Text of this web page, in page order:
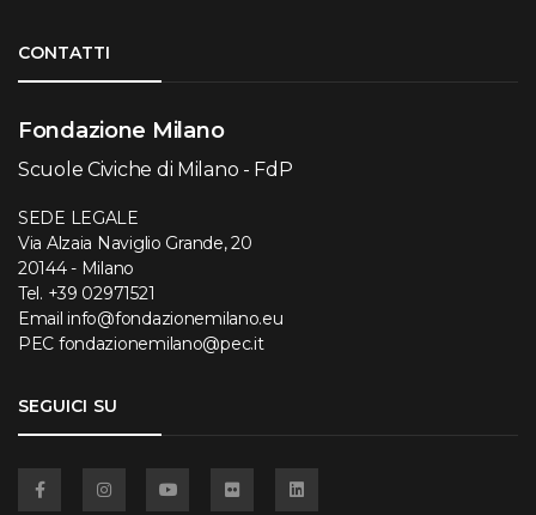
CONTATTI
Fondazione Milano
Scuole Civiche di Milano - FdP
SEDE LEGALE
Via Alzaia Naviglio Grande, 20
20144 - Milano
Tel. +39 02971521
Email info@fondazionemilano.eu
PEC fondazionemilano@pec.it
SEGUICI SU